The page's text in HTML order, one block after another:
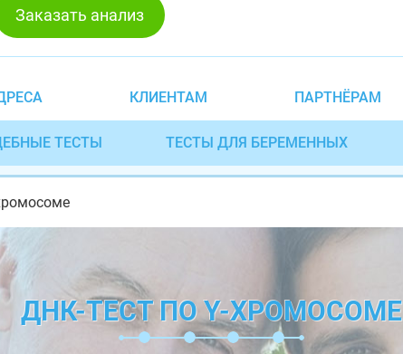
Заказать анализ
КЛИЕНТАМ ПАРТНЁРАМ
ТЕСТЫ ТЕСТЫ ДЛЯ БЕРЕМЕННЫХ
ДНК-ТЕСТ ПО Y-ХРОМОСОМЕ